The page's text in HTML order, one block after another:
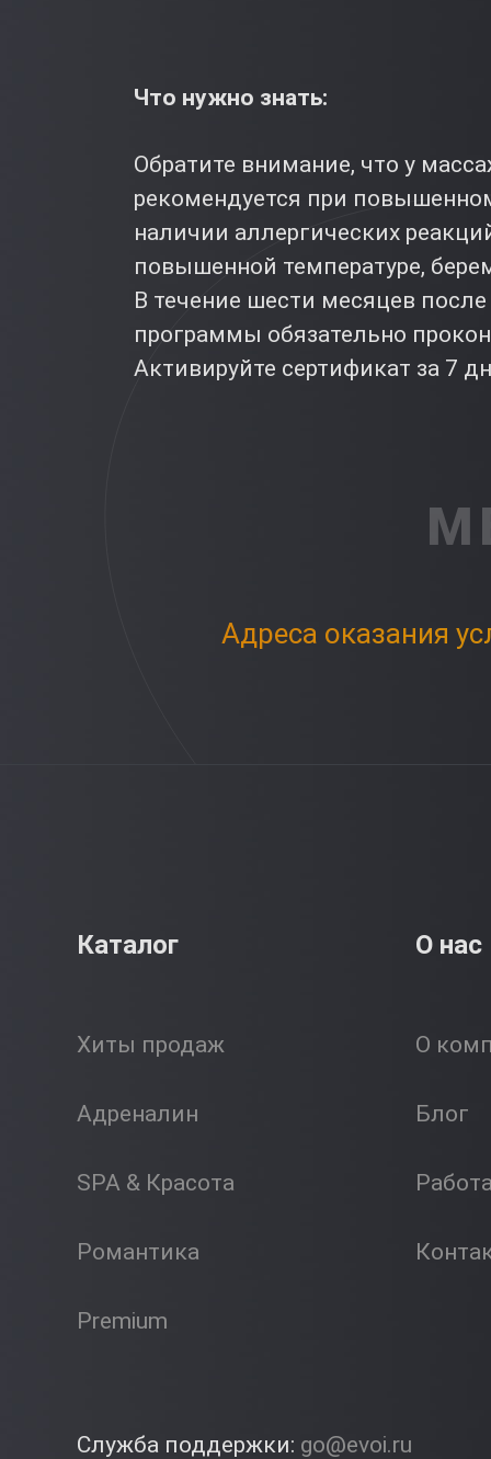
Что нужно знать:
Обратите внимание, что у
рекомендуется при
наличии аллергических
повышенной температуре,
В течение шести месяцев
программы обязательно
Активируйте сертификат за 7
Адреса оказания
Каталог
Хиты продаж
Адреналин
SPA & Красота
Романтика
Premium
О нас
О
Блог
Служба поддержки: go@evoi.ru